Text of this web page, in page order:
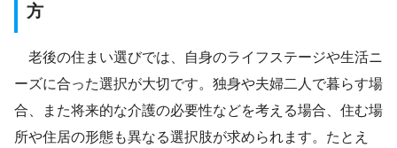
方
老後の住まい選びでは、自身のライフステージや生活ニ
ーズに合った選択が大切です。独身や夫婦二人で暮らす場
合、また将来的な介護の必要性などを考える場合、住む場
所や住居の形態も異なる選択肢が求められます。たとえ